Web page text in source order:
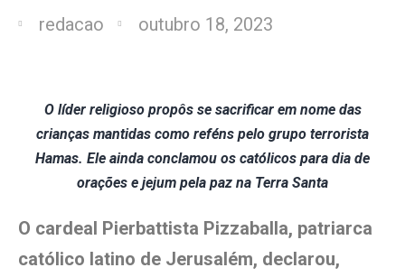
redacao outubro 18, 2023
O líder religioso propôs se sacrificar em nome das
crianças mantidas como reféns pelo grupo terrorista
Hamas. Ele ainda conclamou os católicos para dia de
orações e jejum pela paz na Terra Santa
O cardeal Pierbattista Pizzaballa, patriarca
católico latino de Jerusalém, declarou,